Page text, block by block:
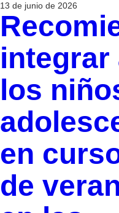
13 de junio de 2026
integrar
los
en
de